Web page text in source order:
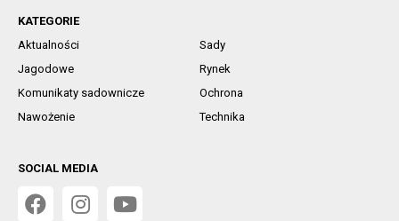
KATEGORIE
Aktualności
Sady
Jagodowe
Rynek
Komunikaty sadownicze
Ochrona
Nawożenie
Technika
SOCIAL MEDIA